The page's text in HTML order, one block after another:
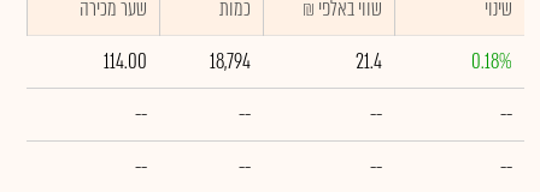
שינוי ₪ שווי באלפי כמות
שער מכירה
0.18%
21.4
18,794
114.00
--
--
--
--
--
--
--
--